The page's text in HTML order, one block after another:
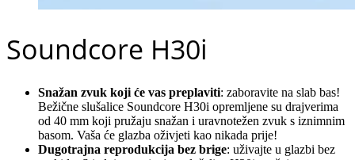
Soundcore H30i
Snažan zvuk koji će vas preplaviti: zaboravite na slab bas!
Bežične slušalice Soundcore H30i opremljene su drajverima
od 40 mm koji pružaju snažan i uravnotežen zvuk s iznimnim
basom. Vaša će glazba oživjeti kao nikada prije!
Dugotrajna reprodukcija bez brige: uživajte u glazbi bez